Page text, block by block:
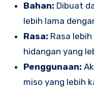
Bahan: Dibuat
lebih lama
Rasa: Rasa
hidangan yang
Penggunaan:
miso yang lebih